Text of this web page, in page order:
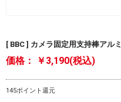
[ BBC ] カメラ固定用支持棒アルミ
価格： ￥3,190(税込)
145ポイント還元